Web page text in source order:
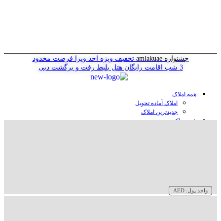
جشنواره amlakuae تخفیف ویژه اخذ ویزا فرصت محدود
3 شب اقامت رایگان هتل
بلیط رفت و برگشت دبی
همه املاک
املاک آماده تحویل
جدیدترین املاک
خرید ملک در دبی
واحد پول: AED